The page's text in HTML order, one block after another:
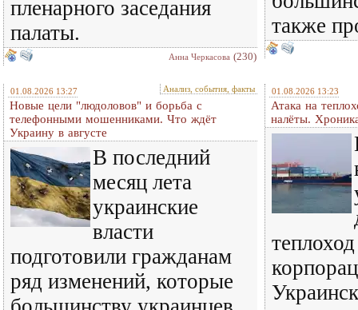
пленарного заседания
палаты.
Анна Черкасова (230)
также
01.08.2026 13:27 Анализ, события, факты
Новые цели "людоловов" и борьба с
телефонными мошенниками. Что ждёт
Украину в августе
В последний
месяц лета
украинские
власти
подготовили гражданам
ряд изменений, которые
01.08.2026 13:23
Атака на
налёты.